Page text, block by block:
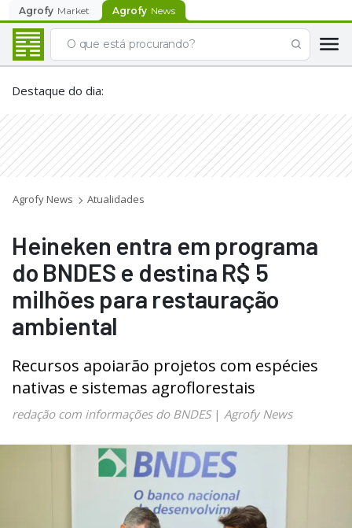
Agrofy Market Agrofy News
Destaque do dia:
Agrofy News Atualidades
Heineken entra em programa
do BNDES e destina R$ 5
milhões para restauração
ambiental
Recursos apoiarão projetos com espécies
nativas e sistemas agroflorestais
redação com informações do BNDES| Agrofy News